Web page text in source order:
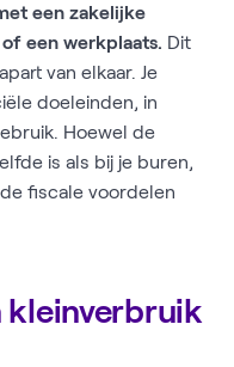
een zakelijke
een werkplaats. Dit
van elkaar. Je
doeleinden, in
Hoewel de
is als bij je buren,
fiscale voordelen
kleinverbruik